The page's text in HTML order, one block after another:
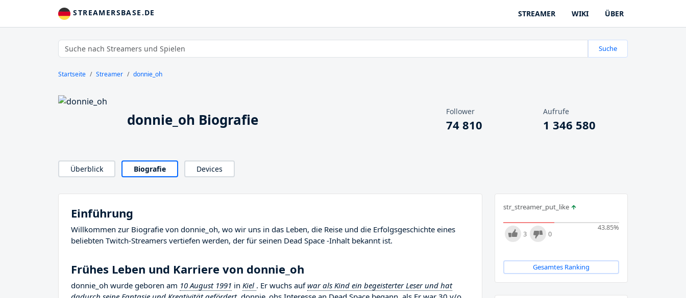
STREAMERSBASE.DE STREAMER WIKI ÜBER
Suche
Startseite Streamer donnie_oh
donnie_oh Biografie Follower
74 810
Aufrufe
1 346 580
Überblick Biografie Devices
Einführung
Willkommen zur Biografie von donnie_oh, wo wir uns in das Leben, die Reise und die Erfolgsgeschichte eines
beliebten Twitch-Streamers vertiefen werden, der für seinen Dead Space -Inhalt bekannt ist.
Frühes Leben und Karriere von donnie_oh
donnie_oh wurde geboren am 10 August 1991 in Kiel . Er wuchs aufwar als Kind ein begeisterter Leser und hat
str_streamer_put_like
43.85%
3 0
Gesamtes Ranking